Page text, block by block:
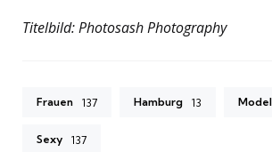
Titelbild: Photosash Photography
Frauen 137 Hamburg 13 Model
Sexy 137